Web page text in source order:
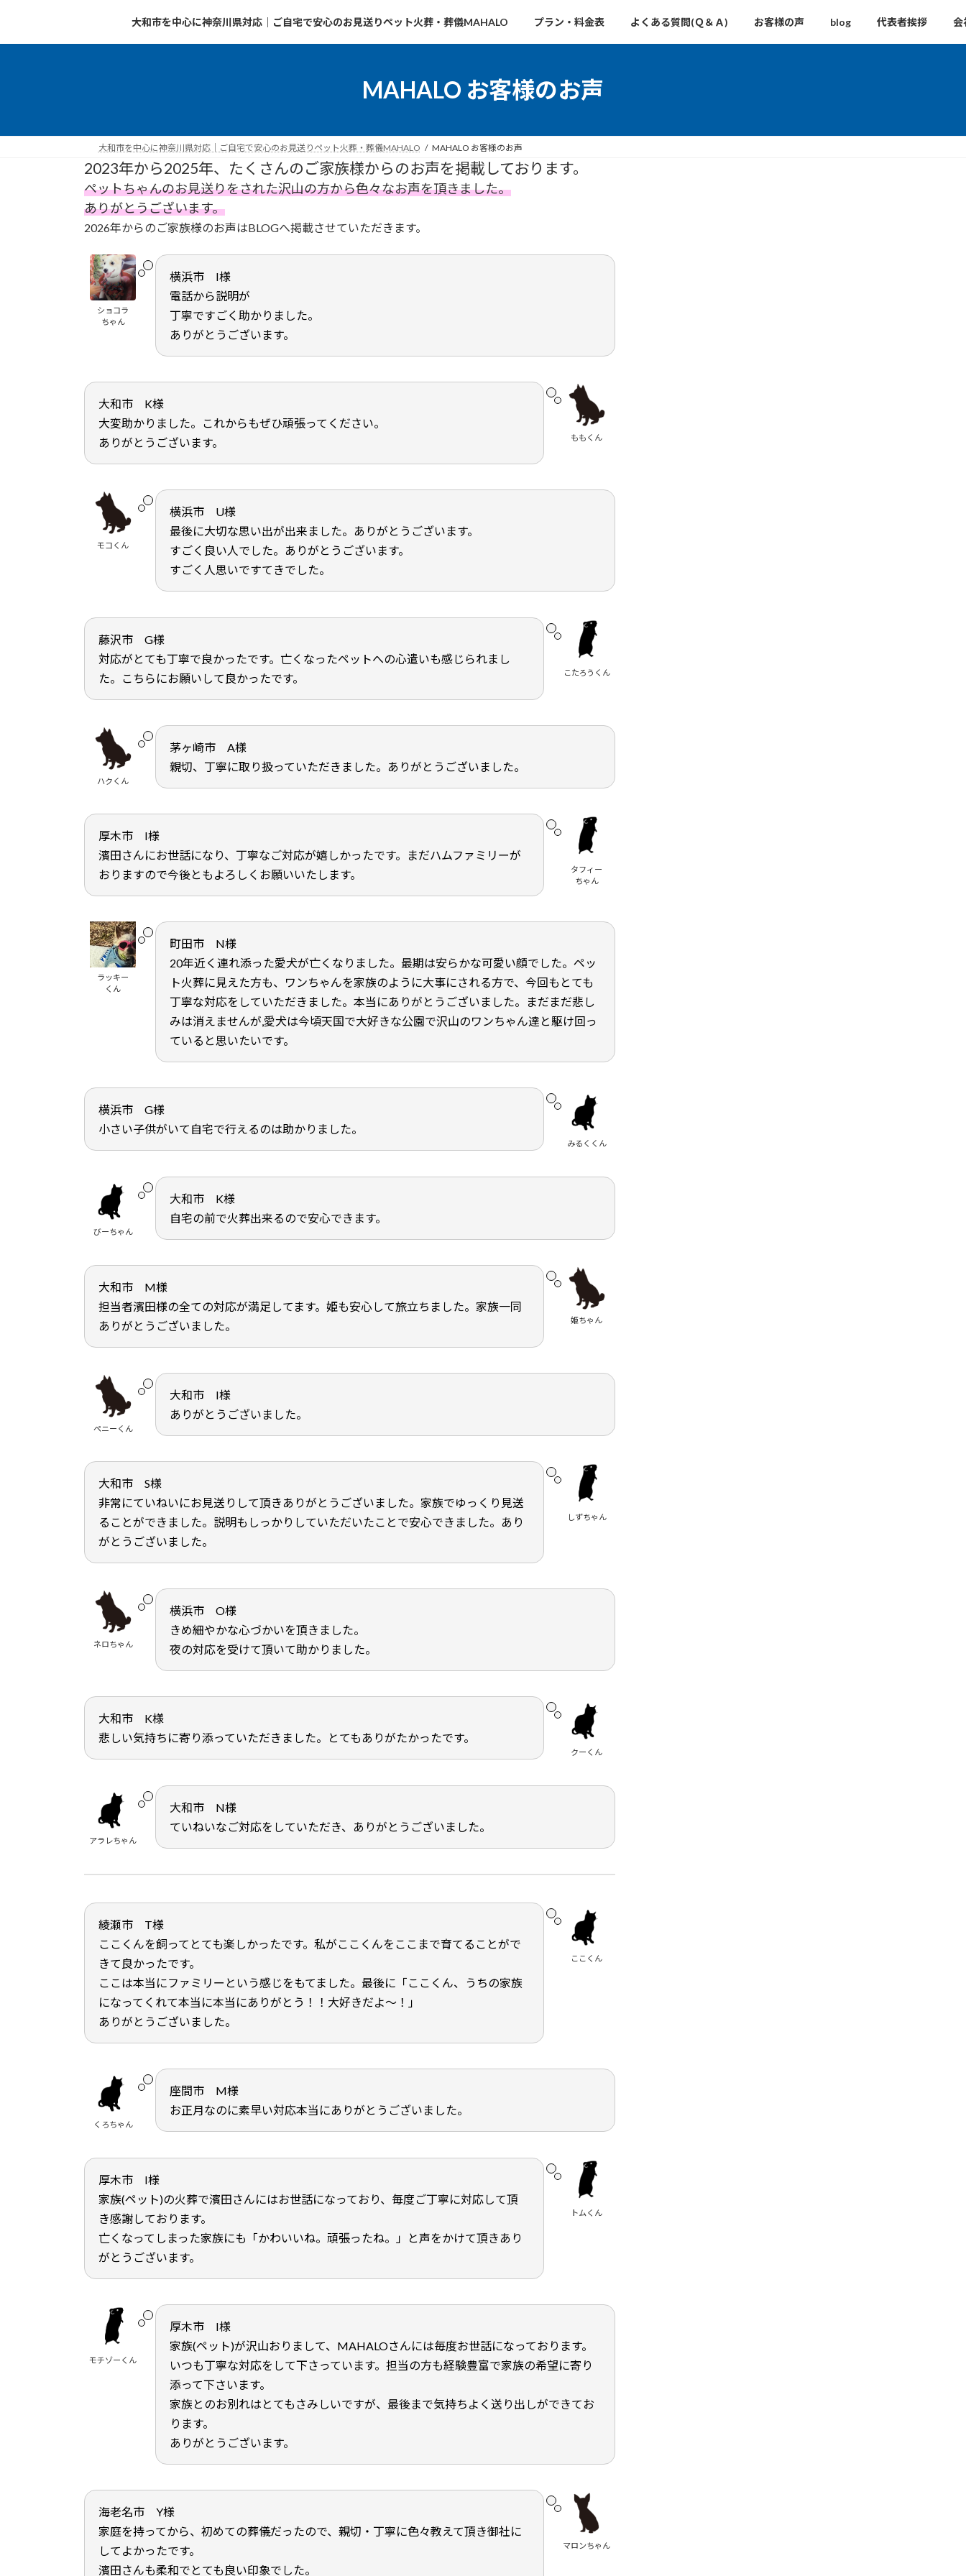
テ
ゲ
大和市を中心に神奈川県対応｜ご自宅で安心のお見送りペット火葬・葬儀MAHALO プラン・料金表 よくある質問(Ｑ＆Ａ) お客様の声 blog 代表者挨拶 会
MAHALO お客様のお声
大和市を中心に神奈川県対応｜ご自宅で安心のお見送りペット火葬・葬儀MAHALO MAHALO お客様のお声
2023年から2025年、たくさんのご家族様からのお声を掲載しております。
ペットちゃんのお見送りをされた沢山の方から色々なお声を頂きました。
ありがとうございます。
2026年からのご家族様のお声はBLOGへ掲載させていただきます。
ショコラ
ちゃん
横浜市 I様
電話から説明が
丁寧ですごく助かりました。
ありがとうございます。
ももくん
大和市 K様
大変助かりました。これからもぜひ頑張ってください。
ありがとうございます。
モコくん
横浜市 U様
最後に大切な思い出が出来ました。ありがとうございます。
すごく良い人でした。ありがとうございます。
すごく人思いですてきでした。
こたろうくん
藤沢市 G様
対応がとても丁寧で良かったです。亡くなったペットへの心遣いも感じられまし
た。こちらにお願いして良かったです。
ハクくん
茅ヶ崎市 A様
親切、丁寧に取り扱っていただきました。ありがとうございました。
タフィー
ちゃん
厚木市 I様
濱田さんにお世話になり、丁寧なご対応が嬉しかったです。まだハムファミリーが
おりますので今後ともよろしくお願いいたします。
ラッキー
くん
町田市 N様
20年近く連れ添った愛犬が亡くなりました。最期は安らかな可愛い顔でした。ペッ
ト火葬に見えた方も、ワンちゃんを家族のように大事にされる方で、今回もとても
丁寧な対応をしていただきました。本当にありがとうございました。まだまだ悲し
みは消えませんが,愛犬は今頃天国で大好きな公園で沢山のワンちゃん達と駆け回っ
ていると思いたいです。
みるくくん
横浜市 G様
小さい子供がいて自宅で行えるのは助かりました。
びーちゃん
大和市 K様
自宅の前で火葬出来るので安心できます。
姫ちゃん
大和市 M様
担当者濱田様の全ての対応が満足してます。姫も安心して旅立ちました。家族一同
ありがとうございました。
ペニーくん
大和市 I様
ありがとうございました。
しずちゃん
大和市 S様
非常にていねいにお見送りして頂きありがとうございました。家族でゆっくり見送
ることができました。説明もしっかりしていただいたことで安心できました。あり
がとうございました。
ネロちゃん
横浜市 O様
きめ細やかな心づかいを頂きました。
夜の対応を受けて頂いて助かりました。
クーくん
大和市 K様
悲しい気持ちに寄り添っていただきました。とてもありがたかったです。
アラレちゃん
大和市 N様
ていねいなご対応をしていただき、ありがとうございました。
ここくん
綾瀬市 T様
ここくんを飼ってとても楽しかったです。私がここくんをここまで育てることがで
きて良かったです。
ここは本当にファミリーという感じをもてました。最後に「ここくん、うちの家族
になってくれて本当に本当にありがとう！！大好きだよ～！」
ありがとうございました。
くろちゃん
座間市 M様
お正月なのに素早い対応本当にありがとうございました。
トムくん
厚木市 I様
家族(ペット)の火葬で濱田さんにはお世話になっており、毎度ご丁寧に対応して頂
き感謝しております。
亡くなってしまった家族にも「かわいいね。頑張ったね。」と声をかけて頂きあり
がとうございます。
モチゾーくん
厚木市 I様
家族(ペット)が沢山おりまして、MAHALOさんには毎度お世話になっております。
いつも丁寧な対応をして下さっています。担当の方も経験豊富で家族の希望に寄り
添って下さいます。
家族とのお別れはとてもさみしいですが、最後まで気持ちよく送り出しができてお
ります。
ありがとうございます。
マロンちゃん
海老名市 Y様
家庭を持ってから、初めての葬儀だったので、親切・丁寧に色々教えて頂き御社に
してよかったです。
濱田さんも柔和でとても良い印象でした。